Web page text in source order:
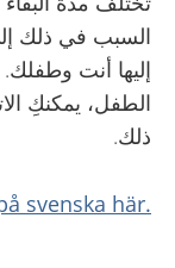
السبب في ذلك
إليها أنت
الطفل، يمكنكِ
ذلك.
.Läs texten på svenska här